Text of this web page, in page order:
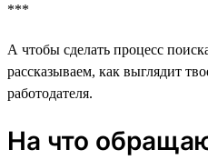
***
А чтобы сделать процесс
рассказываем, как выглядит
работодателя.
На что